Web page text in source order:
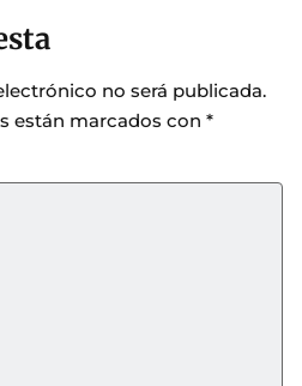
no será publicada.
están marcados con *